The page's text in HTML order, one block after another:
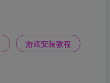
游戏安装教程